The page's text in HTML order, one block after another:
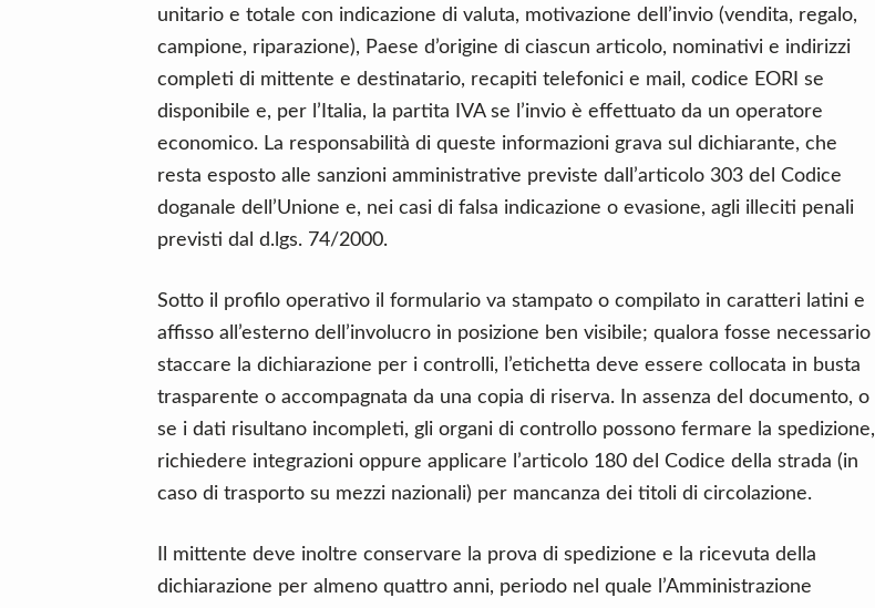
unitario e totale con indicazione di valuta, motivazione dell’invio (vendita, regalo,
campione, riparazione), Paese d’origine di ciascun articolo, nominativi e indirizzi
completi di mittente e destinatario, recapiti telefonici e mail, codice EORI se
disponibile e, per l’Italia, la partita IVA se l’invio è effettuato da un operatore
economico. La responsabilità di queste informazioni grava sul dichiarante, che
resta esposto alle sanzioni amministrative previste dall’articolo 303 del Codice
doganale dell’Unione e, nei casi di falsa indicazione o evasione, agli illeciti penali
previsti dal d.lgs. 74/2000.
Sotto il profilo operativo il formulario va stampato o compilato in caratteri latini e
affisso all’esterno dell’involucro in posizione ben visibile; qualora fosse necessario
staccare la dichiarazione per i controlli, l’etichetta deve essere collocata in busta
trasparente o accompagnata da una copia di riserva. In assenza del documento, o
se i dati risultano incompleti, gli organi di controllo possono fermare la spedizione,
richiedere integrazioni oppure applicare l’articolo 180 del Codice della strada (in
caso di trasporto su mezzi nazionali) per mancanza dei titoli di circolazione.
Il mittente deve inoltre conservare la prova di spedizione e la ricevuta della
dichiarazione per almeno quattro anni, periodo nel quale l’Amministrazione